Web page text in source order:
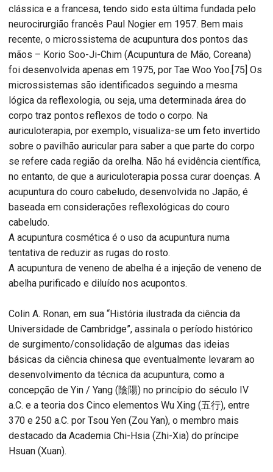
clássica e a francesa, tendo sido esta última fundada pelo
neurocirurgião francês Paul Nogier em 1957. Bem mais
recente, o microssistema de acupuntura dos pontos das
mãos – Korio Soo-Ji-Chim (Acupuntura de Mão, Coreana)
foi desenvolvida apenas em 1975, por Tae Woo Yoo.[75] Os
microssistemas são identificados seguindo a mesma
lógica da reflexologia, ou seja, uma determinada área do
corpo traz pontos reflexos de todo o corpo. Na
auriculoterapia, por exemplo, visualiza-se um feto invertido
sobre o pavilhão auricular para saber a que parte do corpo
se refere cada região da orelha. Não há evidência científica,
no entanto, de que a auriculoterapia possa curar doenças. A
acupuntura do couro cabeludo, desenvolvida no Japão, é
baseada em considerações reflexológicas do couro
cabeludo.
A acupuntura cosmética é o uso da acupuntura numa
tentativa de reduzir as rugas do rosto.
A acupuntura de veneno de abelha é a injeção de veneno de
abelha purificado e diluído nos acupontos.
Colin A. Ronan, em sua “História ilustrada da ciência da
Universidade de Cambridge”, assinala o período histórico
de surgimento/consolidação de algumas das ideias
básicas da ciência chinesa que eventualmente levaram ao
desenvolvimento da técnica da acupuntura, como a
concepção de Yin / Yang (陰陽) no princípio do século IV
a.C. e a teoria dos Cinco elementos Wu Xing (五行), entre
370 e 250 a.C. por Tsou Yen (Zou Yan), o membro mais
destacado da Academia Chi-Hsia (Zhi-Xia) do príncipe
Hsuan (Xuan).